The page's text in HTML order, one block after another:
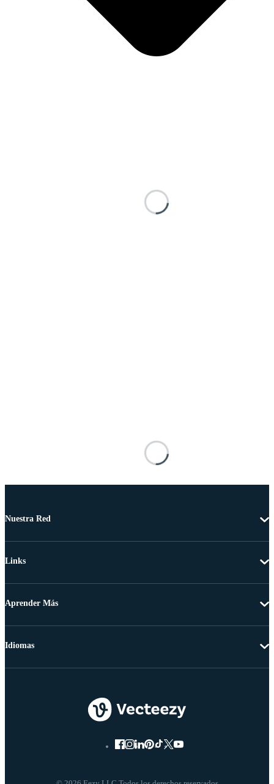
Nuestra Red
Links
Aprender Más
Idiomas